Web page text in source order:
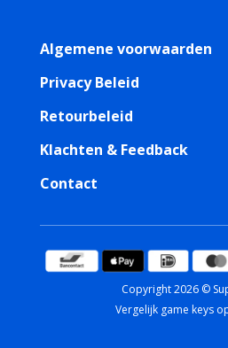
Algemene voorwaarden
Privacy Beleid
Retourbeleid
Klachten & Feedback
Contact
Copyright 2026 ©
Vergelijk game keys